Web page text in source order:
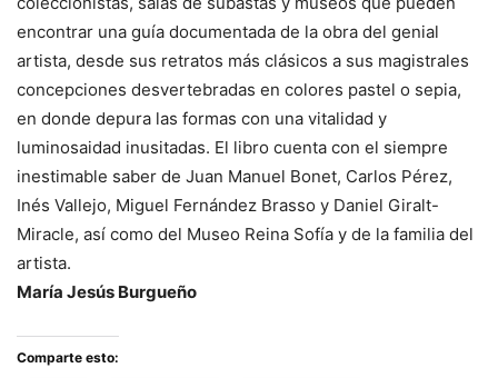
encontrar una guía documentada de la obra del genial
artista, desde sus retratos más clásicos a sus magistrales
concepciones desvertebradas en colores pastel o sepia,
en donde depura las formas con una vitalidad y
luminosaidad inusitadas. El libro cuenta con el siempre
inestimable saber de Juan Manuel Bonet, Carlos Pérez,
Inés Vallejo, Miguel Fernández Brasso y Daniel Giralt-
Miracle, así como del Museo Reina Sofía y de la familia del
artista.
María Jesús Burgueño
Comparte esto: